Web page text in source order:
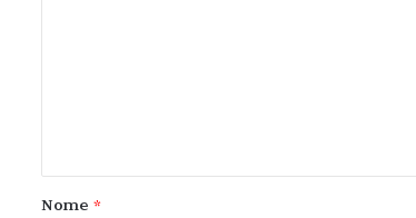
o
Nome *